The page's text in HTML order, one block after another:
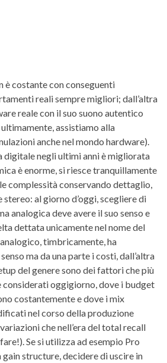
è costante con conseguenti
reali sempre migliori; dall’altra
reale con il suo suono autentico
assistiamo alla
anche nel mondo hardware).
digitale negli ultimi anni è migliorata
è enorme, si riesce tranquillamente
complessità conservando dettaglio,
al giorno d’oggi, scegliere di
analogica deve avere il suo senso e
dettata unicamente nel nome del
timbricamente, ha
ma da una parte i costi, dall’altra
del genere sono dei fattori che più
considerati oggigiorno, dove i budget
costantemente e dove i mix
nel corso della produzione
che nell’era del total recall
Se si utilizza ad esempio Pro
structure, decidere di uscire in